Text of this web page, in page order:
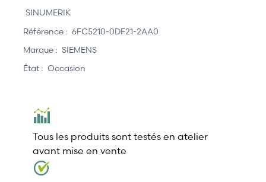
SINUMERIK
Référence : 6FC5210-0DF21-2AA0
Marque : SIEMENS
État : Occasion
Tous les produits sont testés en atelier
avant mise en vente